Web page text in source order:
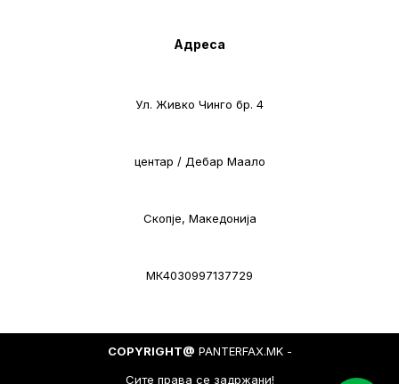
Адреса
Ул. Живко Чинго бр. 4
центар / Дебар Маало
Скопје, Македонија
МК4030997137729
COPYRIGHT@ PANTERFAX.MK -
Сите права се задржани!